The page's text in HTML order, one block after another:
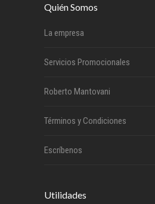
Quién Somos
La empresa
Servicios Promocionales
Roberto Mantovani
Términos y Condiciones
Escríbenos
Utilidades